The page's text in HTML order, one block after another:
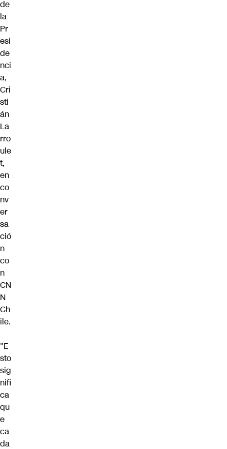
de
la
Pr
esi
de
nci
a,
Cri
sti
án
La
rro
ule
t,
en
co
nv
er
sa
ció
n
co
n
CN
N
Ch
ile.
"E
sto
sig
nifi
ca
qu
e
ca
da